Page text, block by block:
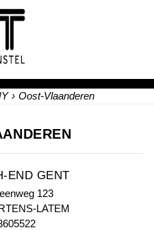
› Oost-Vlaanderen
END GENT
123
LATEM